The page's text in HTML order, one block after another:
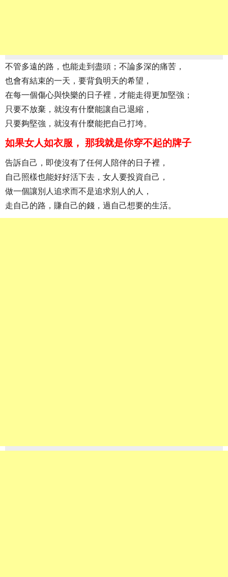
不管多遠的路，也能走到盡頭；不論多深的痛苦，
也會有結束的一天，要背負明天的希望，
在每一個傷心與快樂的日子裡，才能走得更加堅強；
只要不放棄，就沒有什麼能讓自己退縮，
只要夠堅強，就沒有什麼能把自己打垮。
如果女人如衣服， 那我就是你穿不起的牌子
告訴自己，即使沒有了任何人陪伴的日子裡，
自己照樣也能好好活下去，女人要投資自己，
做一個讓別人追求而不是追求別人的人，
走自己的路，賺自己的錢，過自己想要的生活。